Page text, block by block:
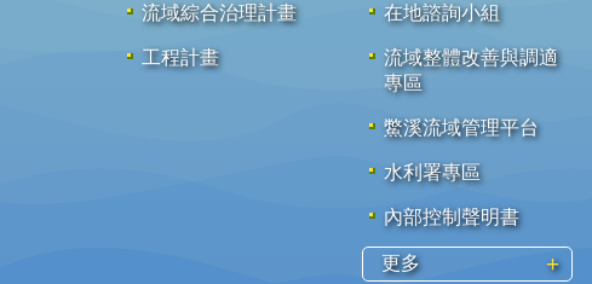
流域綜合治理計畫
工程計畫
在地諮詢小組
流域整體改善與調適
專區
鱉溪流域管理平台
水利署專區
內部控制聲明書
更多